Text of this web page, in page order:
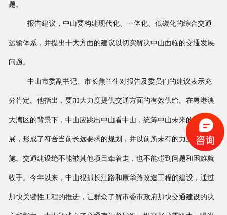
题。
报告建议，中山要构建现代化、一体化、低碳化的综合交通
运输体系，并提出十大方面的建议以切实解决中山面临的交通发展
问题。
中山市委副书记、市长焦兰生对报告及委员们的建议表示充
分肯定。他指出，要加大力度提供交通方面的有效供给。在粤港澳
大湾区的背景下，中山应跳出中山看中山，统筹中山未来的交通发
展，形成了符合当前长远要求的规划，并以前所未有的力度加快实
施。交通建设绝不能被其他项目牵着走，也不能碰到问题和困难就
收手。今年以来，中山狠抓长江路和康华路改造工程的建设，通过
加快关键性工程的推进，让群众了解市委市政府加快交通建设的决